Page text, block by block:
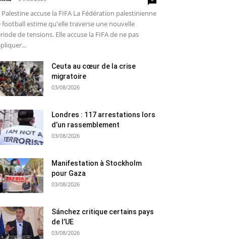
Palestine accuse la FIFA La Fédération palestinienne
football estime qu'elle traverse une nouvelle
de tensions. Elle accuse la FIFA de ne pas
Ceuta au cœur de la crise
migratoire
03/08/2026
Londres : 117 arrestations lors
d’un rassemblement
03/08/2026
Manifestation à Stockholm
pour Gaza
03/08/2026
Sánchez critique certains pays
de l’UE
03/08/2026